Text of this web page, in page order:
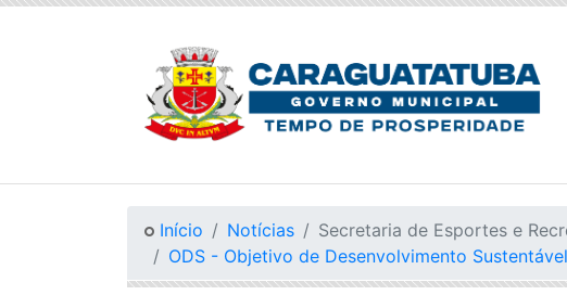
Início Notícias
Secretaria de Esportes e
ODS - Objetivo de Desenvolvimento Sustentável